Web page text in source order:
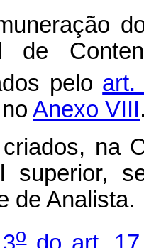
de
pelo art.
Anexo VIII
na
superior,
de Analista.
odo art.